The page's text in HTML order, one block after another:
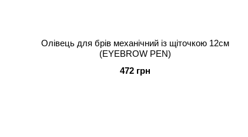
Олівець для брів механічний із щіточкою 12см
(EYEBROW PEN)
472 грн